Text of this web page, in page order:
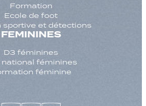
Formation
Ecole de foot
sportive et détections
FEMININES
D3 féminines
national féminines
féminine